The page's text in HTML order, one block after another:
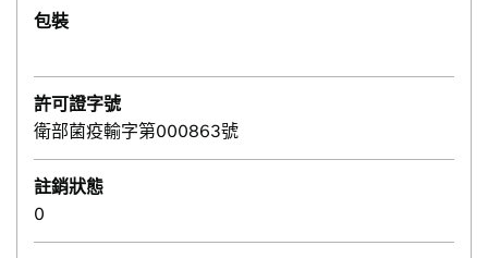
包裝
許可證字號
衛部菌疫輸字第000863號
註銷狀態
0